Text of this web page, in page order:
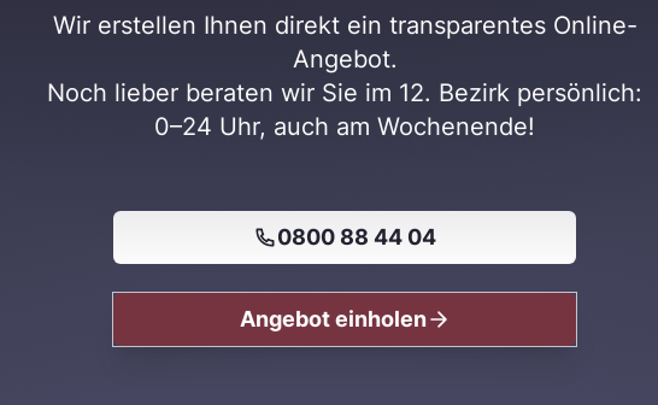
Wir erstellen Ihnen direkt ein transparentes Online-
Angebot.
Noch lieber beraten wir Sie im 12. Bezirk persönlich:
0–24 Uhr, auch am Wochenende!
0800 88 44 04
Angebot einholen